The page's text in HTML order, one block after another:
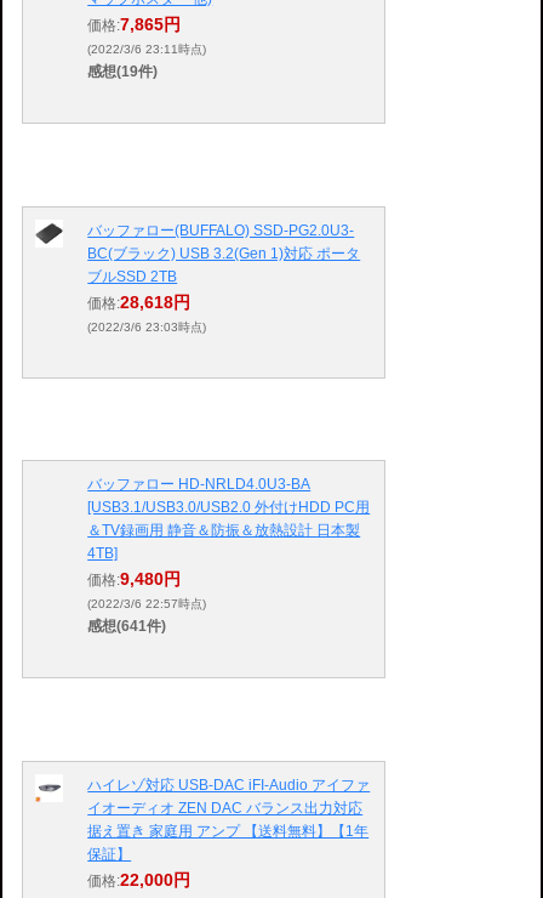
価格:7,865円
(2022/3/6 23:11時点)
感想(19件)
バッファロー(BUFFALO) SSD-PG2.0U3-
BC(ブラック) USB 3.2(Gen 1)対応 ポータ
ブルSSD 2TB
価格:28,618円
(2022/3/6 23:03時点)
バッファロー HD-NRLD4.0U3-BA
[USB3.1/USB3.0/USB2.0 外付けHDD PC用
＆TV録画用 静音＆防振＆放熱設計 日本製
4TB]
価格:9,480円
(2022/3/6 22:57時点)
感想(641件)
ハイレゾ対応 USB-DAC iFI-Audio アイファ
イオーディオ ZEN DAC バランス出力対応
据え置き 家庭用 アンプ 【送料無料】【1年
保証】
価格:22,000円